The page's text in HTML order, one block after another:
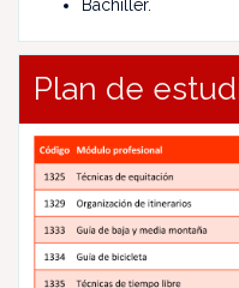
Bachiller.
Plan de